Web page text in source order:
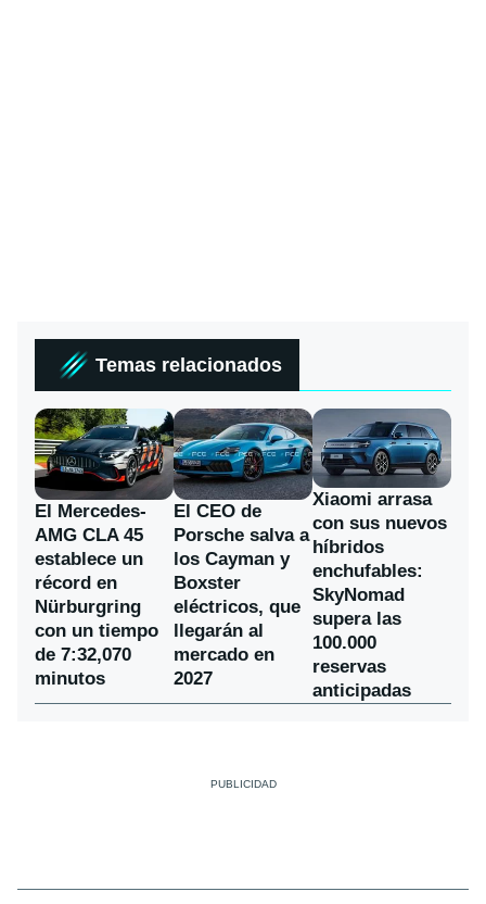
Temas relacionados
El Mercedes-
AMG CLA 45
establece un
récord en
Nürburgring
con un tiempo
de 7:32,070
minutos
El CEO de
Porsche salva a
los Cayman y
Boxster
eléctricos, que
llegarán al
mercado en
2027
Xiaomi arrasa
con sus nuevos
híbridos
enchufables:
SkyNomad
supera las
100.000
reservas
anticipadas